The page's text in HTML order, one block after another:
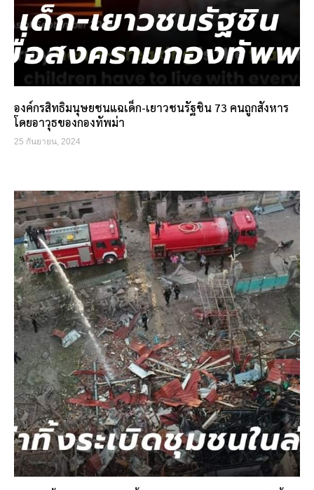
องค์กรสิทธิมนุษยชนแฉเด็ก-เยาวชนรัฐชิน 73 คนถูกสังหาร
โดยอาวุธของกองทัพม่า
25 กันยายน, 2024